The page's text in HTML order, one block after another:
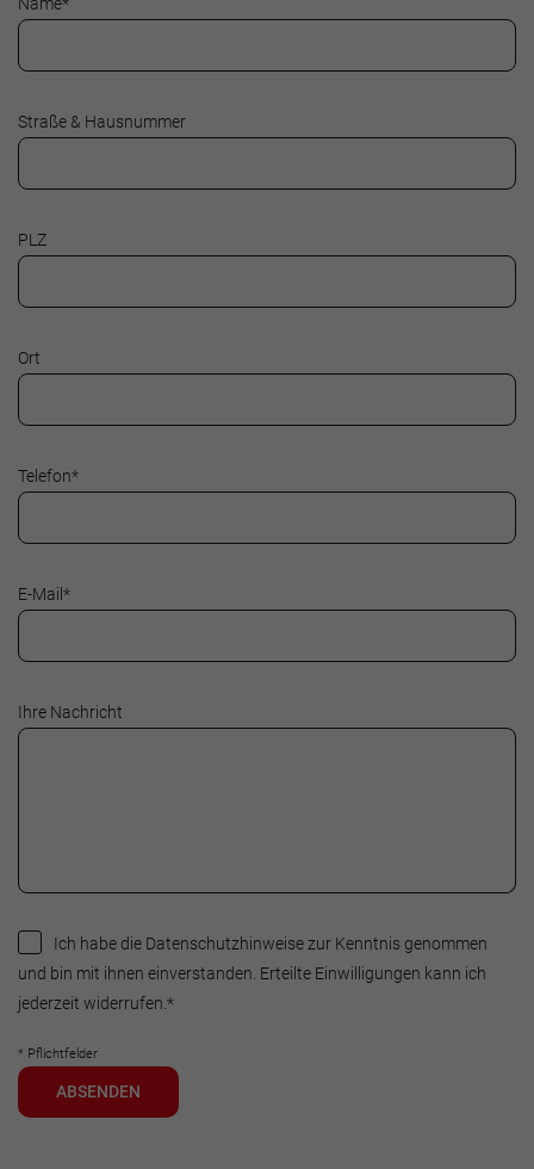
Straße & Hausnummer
PLZ
Ort
Telefon*
E-Mail*
Ihre Nachricht
Ich habe die Datenschutzhinweise zur Kenntnis genommen
und bin mit ihnen einverstanden. Erteilte Einwilligungen kann ich
jederzeit widerrufen. *
* Pflichtfelder
ABSENDEN